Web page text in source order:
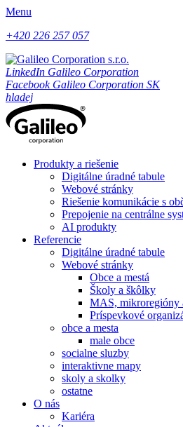
Menu
+420 226 257 057
LinkedIn Galileo Corporation
Facebook Galileo Corporation SK
hladej
Produkty a riešenie
Digitálne úradné tabule
Webové stránky
Riešenie komunikácie s
Prepojenie na centrálne
AI produkty
Referencie
Digitálne úradné tabule
Webové stránky
Obce a mestá
Školy a škôlky
MAS, mikroregióny
Príspevkové
obce a mesta
male obce
socialne sluzby
interaktivne mapy
skoly a skolky
ostatne
O nás
Kariéra